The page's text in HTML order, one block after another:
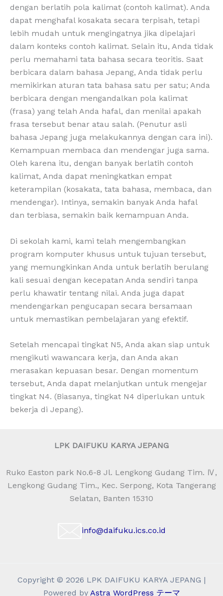
dengan berlatih pola kalimat (contoh kalimat). Anda
dapat menghafal kosakata secara terpisah, tetapi
lebih mudah untuk mengingatnya jika dipelajari
dalam konteks contoh kalimat. Selain itu, Anda tidak
perlu memahami tata bahasa secara teoritis. Saat
berbicara dalam bahasa Jepang, Anda tidak perlu
memikirkan aturan tata bahasa satu per satu; Anda
berbicara dengan mengandalkan pola kalimat
(frasa) yang telah Anda hafal, dan menilai apakah
frasa tersebut benar atau salah. (Penutur asli
bahasa Jepang juga melakukannya dengan cara ini).
Kemampuan membaca dan mendengar juga sama.
Oleh karena itu, dengan banyak berlatih contoh
kalimat, Anda dapat meningkatkan empat
keterampilan (kosakata, tata bahasa, membaca, dan
mendengar). Intinya, semakin banyak Anda hafal
dan terbiasa, semakin baik kemampuan Anda.
Di sekolah kami, kami telah mengembangkan
program komputer khusus untuk tujuan tersebut,
yang memungkinkan Anda untuk berlatih berulang
kali sesuai dengan kecepatan Anda sendiri tanpa
perlu khawatir tentang nilai. Anda juga dapat
mendengarkan pengucapan secara bersamaan
untuk memastikan pembelajaran yang efektif.
Setelah mencapai tingkat N5, Anda akan siap untuk
mengikuti wawancara kerja, dan Anda akan
merasakan kepuasan besar. Dengan momentum
tersebut, Anda dapat melanjutkan untuk mengejar
tingkat N4. (Biasanya, tingkat N4 diperlukan untuk
bekerja di Jepang).
LPK DAIFUKU KARYA JEPANG
Ruko Easton park No.6-8 Jl. Lengkong Gudang Tim. Ⅳ,
Lengkong Gudang Tim., Kec. Serpong, Kota Tangerang
Selatan, Banten 15310
info@daifuku.ics.co.id
Copyright © 2026 LPK DAIFUKU KARYA JEPANG |
Powered by Astra WordPress テーマ